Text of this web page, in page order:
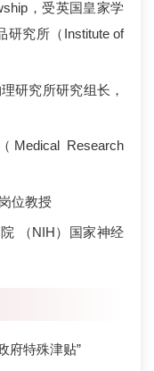
，受英国皇家学
研究所（Institute of
究所研究组长，
Research
位教授
（NIH）国家神经
府特殊津贴”